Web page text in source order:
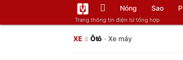
Trang thông tin điện tử tổng hợp
Nóng Sao
XE Ôtô ·Xe máy